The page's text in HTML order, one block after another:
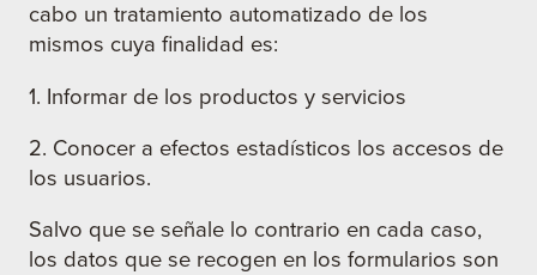
cabo un tratamiento automatizado de los
mismos cuya finalidad es:
1. Informar de los productos y servicios
2. Conocer a efectos estadísticos los accesos de
los usuarios.
Salvo que se señale lo contrario en cada caso,
los datos que se recogen en los formularios son